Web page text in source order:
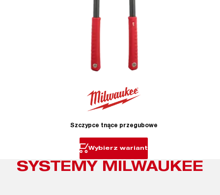
Szczypce tnące przegubowe
Wybierz wariant
SYSTEMY MILWAUKEE